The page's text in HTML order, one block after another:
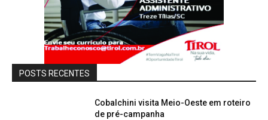
POSTS RECENTES
Cobalchini visita Meio-Oeste em roteiro
de pré-campanha